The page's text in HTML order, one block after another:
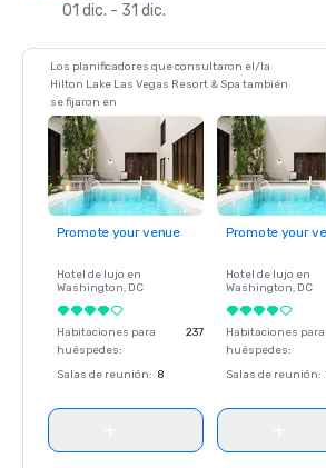
01 dic. - 31 dic.
Los planificadores que consultaron el/la
Hilton Lake Las Vegas Resort & Spa también
se fijaron en
Promote your venue
Hotel de lujo en
Washington, DC
Habitaciones para
huéspedes:
237
Salas de reunión: 8
Promote your
Hotel de lujo en
Washington, DC
Habitaciones para
huéspedes:
Salas de reunión: